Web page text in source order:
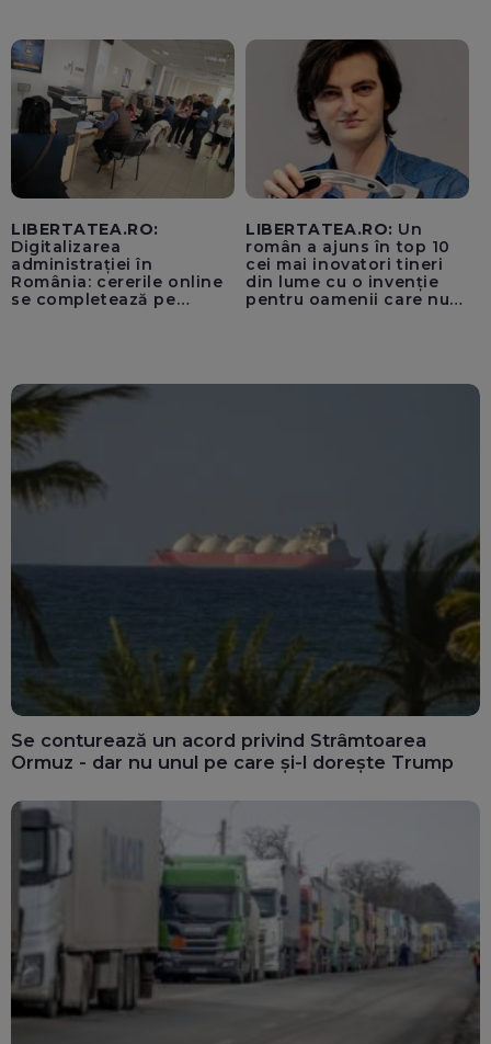
pentru instaurarea
„cenzurii” pe platforma X
LIBERTATEA.RO:
Digitalizarea
administrației în
România: cererile online
se completează pe
LIBERTATEA.RO: Un
român a ajuns în top 10
cei mai inovatori tineri
din lume cu o invenție
pentru oamenii care nu
Se conturează un acord privind Strâmtoarea
Ormuz - dar nu unul pe care și-l dorește Trump